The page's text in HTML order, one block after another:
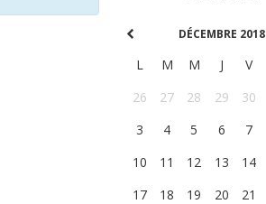
DÉCEMBRE 2018
L M M J V
26
27 28 29 30
3
4 5 6 7
10
11 12 13 14
17
18 19 20 21